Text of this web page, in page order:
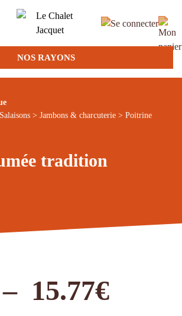
NOS RAYONS
Salaisons > Jambons & charcuterie > Poitrine
tradition
– 15.77€Plage